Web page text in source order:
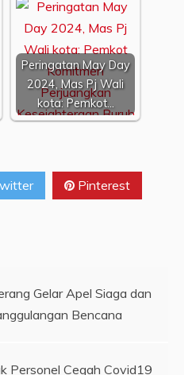
Peringatan May Day
2024, Mas Pj Wali
kota: Pemkot…
Pinterest
Gelar Apel Siaga dan
Bencana
Personel Cegah Covid19